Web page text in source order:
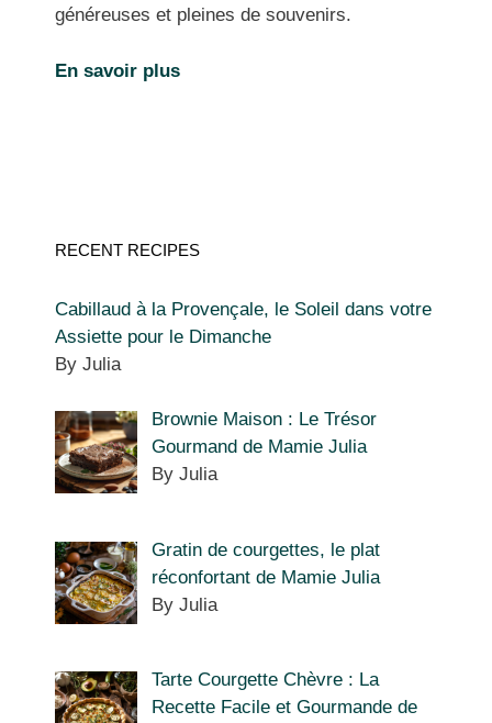
généreuses et pleines de souvenirs.
En savoir plus
RECENT RECIPES
Cabillaud à la Provençale, le Soleil dans votre
Assiette pour le Dimanche
By Julia
Brownie Maison : Le Trésor
Gourmand de Mamie Julia
By Julia
Gratin de courgettes, le plat
réconfortant de Mamie Julia
By Julia
Tarte Courgette Chèvre : La
Recette Facile et Gourmande de